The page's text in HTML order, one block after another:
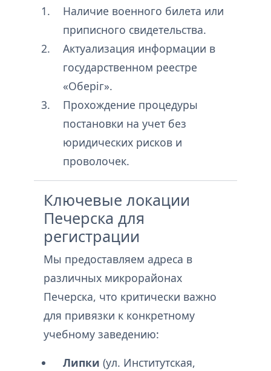
Наличие военного билета или
приписного свидетельства.
Актуализация информации в
государственном реестре
«Оберіг».
Прохождение процедуры
постановки на учет без
юридических рисков и
проволочек.
Ключевые локации
Печерска для
регистрации
Мы предоставляем адреса в
различных микрорайонах
Печерска, что критически важно
для привязки к конкретному
учебному заведению:
Липки (ул. Институтская,